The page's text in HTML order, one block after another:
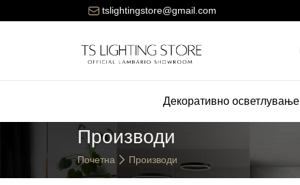
tslightingstore@gmail.com
за достава на нарачките е 150 денари.
Декоративно осветлување
Производи
Почетна Производи